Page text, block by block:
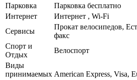
Парковка
Парковка бесплатно
Интернет
Интернет , Wi-Fi
Сервисы
Прокат велосипедов,
факс
Спорт и
Отдых
Велоспорт
Виды
принимаемых American Express, Visa,